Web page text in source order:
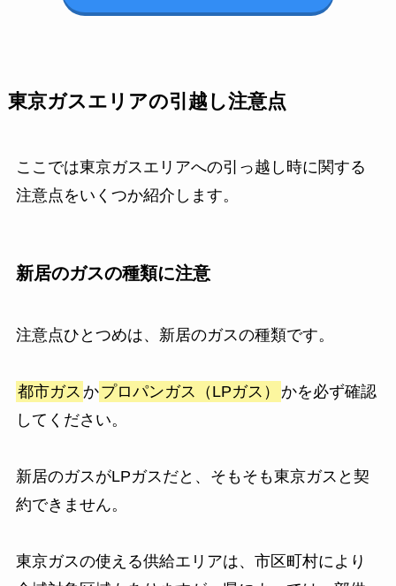
東京ガスエリアの引越し注意点
ここでは東京ガスエリアへの引っ越し時に関する
注意点をいくつか紹介します。
新居のガスの種類に注意
注意点ひとつめは、新居のガスの種類です。
都市ガス かプロパンガス（LPガス）
かを必ず確認
してください。
新居のガスがLPガスだと、そもそも東京ガスと契
約できません。
東京ガスの使える供給エリアは、市区町村により